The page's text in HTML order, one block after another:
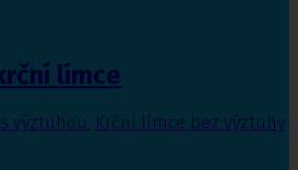
límce
výztuhou Krční límce bez výztuhy